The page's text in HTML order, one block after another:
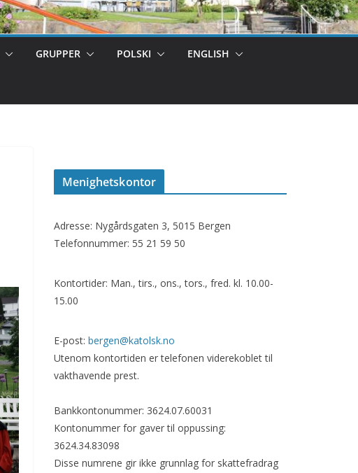
GRUPPER POLSKI ENGLISH
Menighetskontor
Adresse: Nygårdsgaten 3, 5015 Bergen
Telefonnummer: 55 21 59 50
Kontortider: Man., tirs., ons., tors., fred. kl. 10.00-
15.00
E-post: bergen@katolsk.no
Utenom kontortiden er telefonen viderekoblet til
vakthavende prest.
Bankkontonummer: 3624.07.60031
Kontonummer for gaver til oppussing:
3624.34.83098
Disse numrene gir ikke grunnlag for skattefradrag